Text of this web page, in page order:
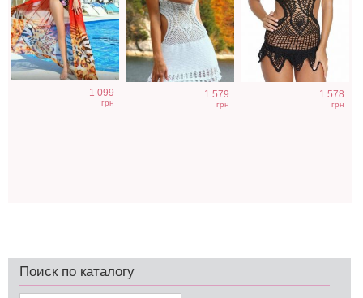
1 099
грн
1 579
грн
1 578
грн
Поиск по каталогу